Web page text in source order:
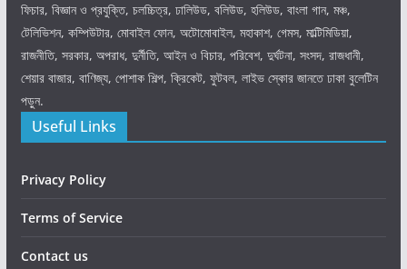
ফিচার, বিজ্ঞান ও প্রযুক্তি, চলচ্চিত্র, ঢালিউড, বলিউড, হলিউড, বাংলা গান, মঞ্চ,
টেলিভিশন, কম্পিউটার, মোবাইল ফোন, অটোমোবাইল, মহাকাশ, গেমস, মাল্টিমিডিয়া,
রাজনীতি, সরকার, অপরাধ, দুর্নীতি, আইন ও বিচার, পরিবেশ, দুর্ঘটনা, সংসদ, রাজধানী,
শেয়ার বাজার, বাণিজ্য, পোশাক শিল্প, ক্রিকেট, ফুটবল, লাইভ স্কোর জানতে ঢাকা বুলেটিন
পড়ুন.
Useful Links
Privacy Policy
Terms of Service
Contact us